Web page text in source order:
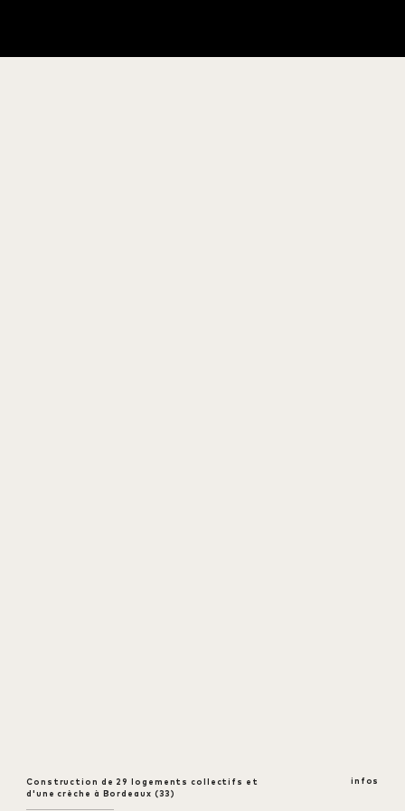
Construction de 29 logements collectifs et
d'une crèche à Bordeaux (33)
infos